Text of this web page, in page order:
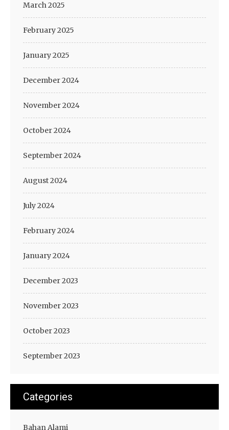
March 2025
February 2025
January 2025
December 2024
November 2024
October 2024
September 2024
August 2024
July 2024
February 2024
January 2024
December 2023
November 2023
October 2023
September 2023
Categories
Bahan Alami